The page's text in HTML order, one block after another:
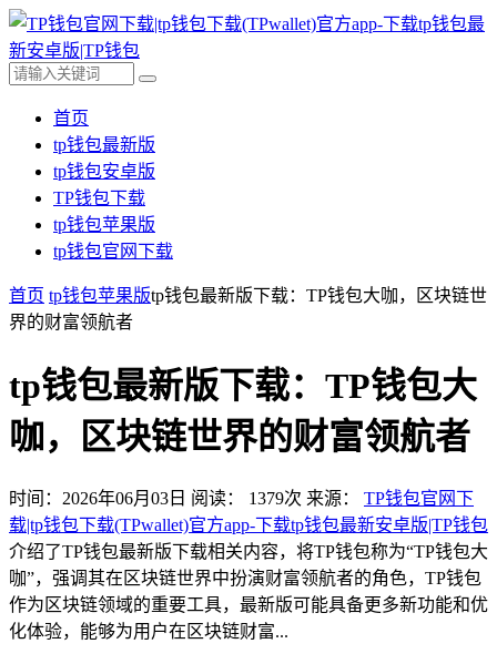
首页
tp钱包最新版
tp钱包安卓版
TP钱包下载
tp钱包苹果版
tp钱包官网下载
首页 tp钱包苹果版tp钱包最新版下载：TP钱包大咖，区块链世
界的财富领航者
tp钱包最新版下载：TP钱包大
咖，区块链世界的财富领航者
时间：2026年06月03日 阅读： 1379次 来源： TP钱包官网下
载|tp钱包下载(TPwallet)官方app-下载tp钱包最新安卓版|TP钱包
介绍了TP钱包最新版下载相关内容，将TP钱包称为“TP钱包大
咖”，强调其在区块链世界中扮演财富领航者的角色，TP钱包
作为区块链领域的重要工具，最新版可能具备更多新功能和优
化体验，能够为用户在区块链财富...